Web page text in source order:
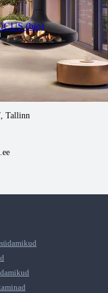
(bio)
Tallinn